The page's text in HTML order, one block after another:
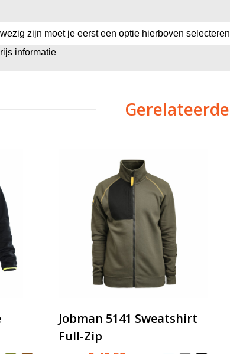
zijn moet je eerst een optie hierboven selecteren
informatie
Jobman 5141 Sweatshirt
Full-Zip